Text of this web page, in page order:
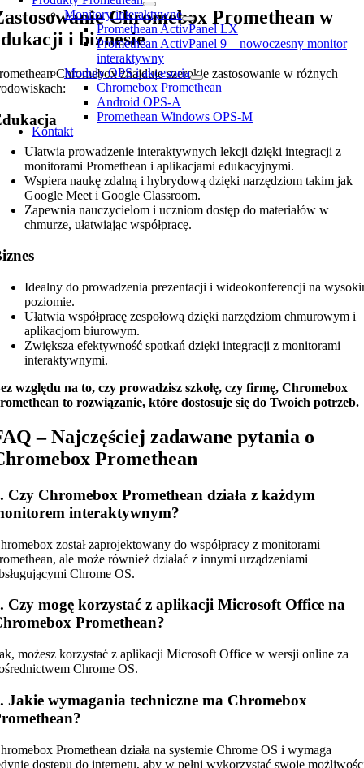
Monitory interaktywne
Promethean ActivPanel LX
Promethean ActivPanel 9 – nowoczesny monitor
interaktywny
Moduły OPS i akcesoria
Chromebox Promethean
Android OPS-A
Promethean Windows OPS-M
Kontakt
Chromebox Promethean w
i biznesie
Chromebox znajduje szerokie zastosowanie w różnych
Ułatwia prowadzenie interaktywnych lekcji dzięki integracji z
monitorami Promethean i aplikacjami edukacyjnymi.
Wspiera naukę zdalną i hybrydową dzięki narzędziom takim jak
Google Meet i Google Classroom.
Zapewnia nauczycielom i uczniom dostęp do materiałów w
chmurze, ułatwiając współpracę.
Idealny do prowadzenia prezentacji i wideokonferencji na
poziomie.
Ułatwia współpracę zespołową dzięki narzędziom chmurowym i
aplikacjom biurowym.
Zwiększa efektywność spotkań dzięki integracji z monitorami
interaktywnymi.
względu na to, czy prowadzisz szkołę, czy firmę, Chromebox
to rozwiązanie, które dostosuje się do Twoich potrzeb.
– Najczęściej zadawane pytania o
Promethean
Czy Chromebox Promethean działa z każdym
interaktywnym?
został zaprojektowany do współpracy z monitorami
ale może również działać z innymi urządzeniami
Chrome OS.
Czy mogę korzystać z aplikacji Microsoft Office na
Promethean?
możesz korzystać z aplikacji Microsoft Office w wersji online za
Chrome OS.
Jakie wymagania techniczne ma Chromebox
Promethean działa na systemie Chrome OS i wymaga
dostępu do internetu, aby w pełni wykorzystać swoje